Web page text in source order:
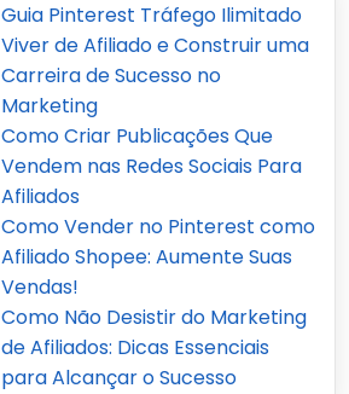
Guia Pinterest Tráfego Ilimitado
Viver de Afiliado e Construir uma
Carreira de Sucesso no
Marketing
Como Criar Publicações Que
Vendem nas Redes Sociais Para
Afiliados
Como Vender no Pinterest como
Afiliado Shopee: Aumente Suas
Vendas!
Como Não Desistir do Marketing
de Afiliados: Dicas Essenciais
para Alcançar o Sucesso